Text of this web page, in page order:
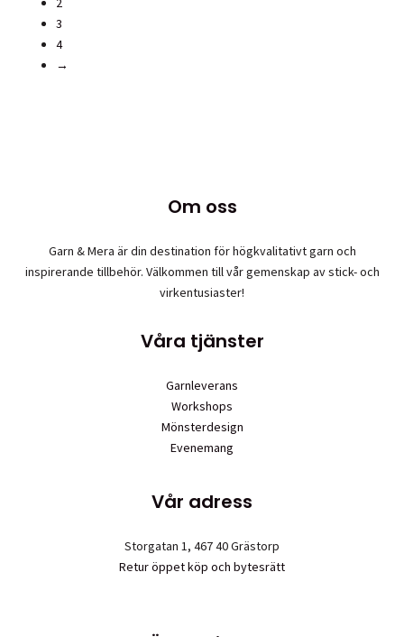
3
4
→
Om oss
Garn & Mera är din destination för högkvalitativt garn och
inspirerande tillbehör. Välkommen till vår gemenskap av stick- och
virkentusiaster!
Våra tjänster
Garnleverans
Workshops
Mönsterdesign
Evenemang
Vår adress
Storgatan 1, 467 40 Grästorp
Retur öppet köp och bytesrätt